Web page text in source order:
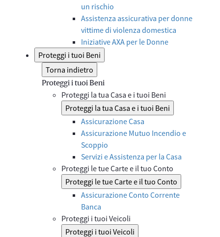
un rischio
Assistenza assicurativa per donne
vittime di violenza domestica
Iniziative AXA per le Donne
Proteggi i tuoi Beni
Torna indietro
Proteggi i tuoi Beni
Proteggi la tua Casa e i tuoi Beni
Proteggi la tua Casa e i tuoi Beni
Assicurazione Casa
Assicurazione Mutuo Incendio e
Scoppio
Servizi e Assistenza per la Casa
Proteggi le tue Carte e il tuo Conto
Proteggi le tue Carte e il tuo Conto
Assicurazione Conto Corrente
Banca
Proteggi i tuoi Veicoli
Proteggi i tuoi Veicoli